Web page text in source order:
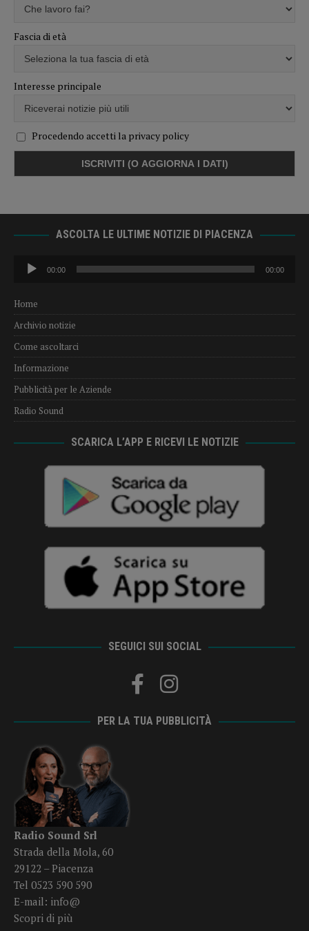
Fascia di età
Interesse principale
Procedendo accetti la privacy policy
ASCOLTA LE ULTIME NOTIZIE DI PIACENZA
Audio
Player
00:00 00:00
Home
Archivio notizie
Come ascoltarci
Informazione
Pubblicità per le Aziende
Radio Sound
SCARICA L’APP E RICEVI LE NOTIZIE
SEGUICI SUI SOCIAL
PER LA TUA PUBBLICITÀ
Radio Sound Srl
Strada della Mola, 60
29122 – Piacenza
Tel 0523 590 590
E-mail: info@
Scopri di più